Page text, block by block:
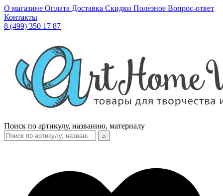
О магазине Оплата Доставка Скидки Полезное Вопрос-ответ
Контакты
8 (499) 350 17 87
Поиск по артикулу, названию, материалу
⌕